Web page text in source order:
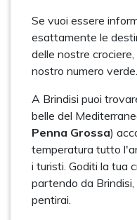
Se vuoi essere
esattamente le
delle nostre
nostro numero verde.
A Brindisi puoi
belle del
Penna Grossa)
temperatura tutto
i turisti. Goditi la tua
partendo da
pentirai.